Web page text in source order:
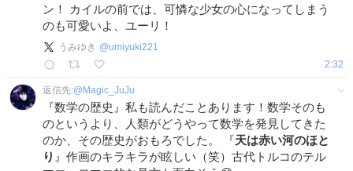
ン！ カイルの前では、可憐な少女の心になってしまう
のも可愛いよ、ユーリ！
うみゆき @umiyuki221
2:32
返信先:@ Magic_JuJu
『数学の歴史』私も読んだことあります！数学そのも
のというより、人類がどうやって数学を発見してきた
のか、その歴史がおもろでした。 『天は赤い河のほと
り 』作画のキラキラが眩しい（笑）古代トルコのテル